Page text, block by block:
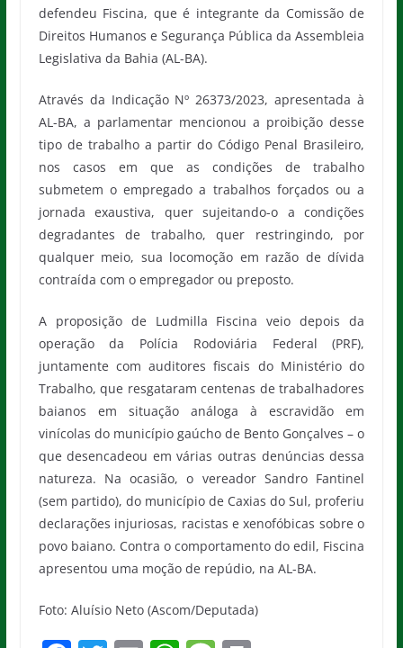
defendeu Fiscina, que é integrante da Comissão de
Direitos Humanos e Segurança Pública da Assembleia
Legislativa da Bahia (AL-BA).
Através da Indicação Nº 26373/2023, apresentada à
AL-BA, a parlamentar mencionou a proibição desse
tipo de trabalho a partir do Código Penal Brasileiro,
nos casos em que as condições de trabalho
submetem o empregado a trabalhos forçados ou a
jornada exaustiva, quer sujeitando-o a condições
degradantes de trabalho, quer restringindo, por
qualquer meio, sua locomoção em razão de dívida
contraída com o empregador ou preposto.
A proposição de Ludmilla Fiscina veio depois da
operação da Polícia Rodoviária Federal (PRF),
juntamente com auditores fiscais do Ministério do
Trabalho, que resgataram centenas de trabalhadores
baianos em situação análoga à escravidão em
vinícolas do município gaúcho de Bento Gonçalves – o
que desencadeou em várias outras denúncias dessa
natureza. Na ocasião, o vereador Sandro Fantinel
(sem partido), do município de Caxias do Sul, proferiu
declarações injuriosas, racistas e xenofóbicas sobre o
povo baiano. Contra o comportamento do edil, Fiscina
apresentou uma moção de repúdio, na AL-BA.
Foto: Aluísio Neto (Ascom/Deputada)